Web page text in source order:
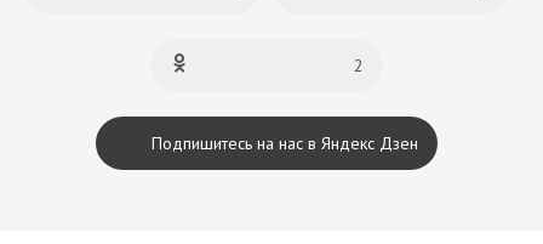
2
Подпишитесь на нас в Яндекс Дзен